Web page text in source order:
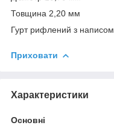
Товщина 2,20 мм
Гурт рифлений з написом
Приховати
Характеристики
Основні